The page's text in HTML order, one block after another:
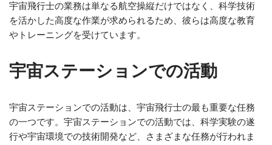
宇宙飛行士の業務は単なる航空操縦だけではなく、科学技術
を活かした高度な作業が求められるため、彼らは高度な教育
やトレーニングを受けています。
宇宙ステーションでの活動
宇宙ステーションでの活動は、宇宙飛行士の最も重要な任務
の一つです。宇宙ステーションでの活動では、科学実験の遂
行や宇宙環境での技術開発など、さまざまな任務が行われま